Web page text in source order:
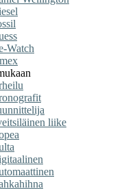
Watch
liike